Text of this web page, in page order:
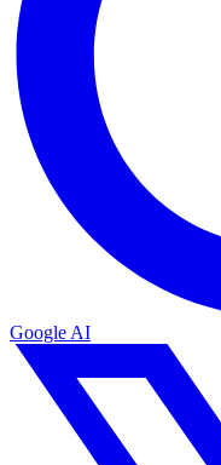
Google AI